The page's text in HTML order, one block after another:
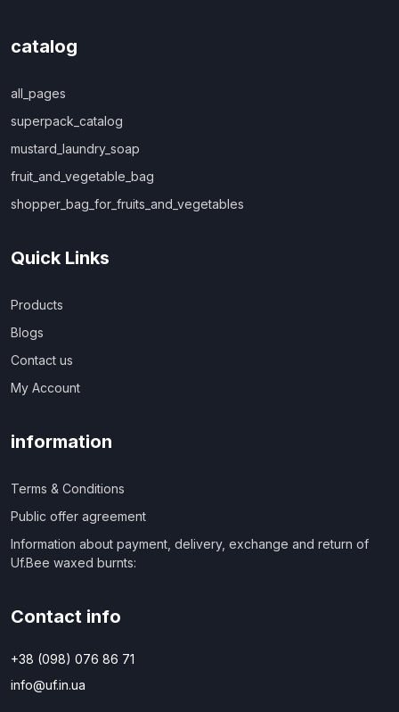
catalog
all_pages
superpack_catalog
mustard_laundry_soap
fruit_and_vegetable_bag
shopper_bag_for_fruits_and_vegetables
Quick Links
Products
Blogs
Contact us
My Account
information
Terms & Conditions
Public offer agreement
Information about payment, delivery, exchange and return of
Uf.Bee waxed burnts:
Contact info
+38 (098) 076 86 71
info@uf.in.ua